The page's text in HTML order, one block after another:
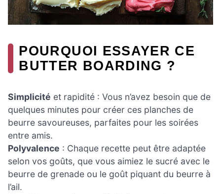
POURQUOI ESSAYER CE
BUTTER BOARDING ?
Simplicité et rapidité : Vous n’avez besoin que de
quelques minutes pour créer ces planches de
beurre savoureuses, parfaites pour les soirées
entre amis.
Polyvalence : Chaque recette peut être adaptée
selon vos goûts, que vous aimiez le sucré avec le
beurre de grenade ou le goût piquant du beurre à
l’ail.